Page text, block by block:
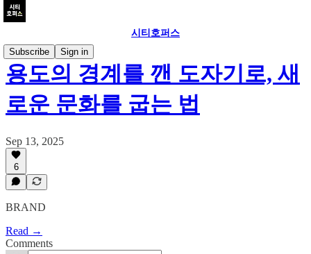
시티호퍼스
Subscribe
Sign in
용도의 경계를 깬 도자기로, 새
로운 문화를 굽는 법
Sep 13, 2025
6
BRAND
Read →
Comments